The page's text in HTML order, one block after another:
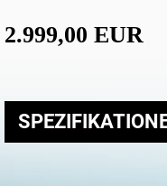
2.999,00 EUR